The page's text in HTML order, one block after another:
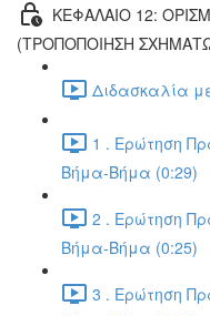
ΚΕΦΑΛΑΙΟ 12:
(ΤΡΟΠΟΠΟΙΗΣΗ
Διδασκαλία
1 . Ερώτηση
Βήμα-Βήμα (0:29)
2 . Ερώτηση
Βήμα-Βήμα (0:25)
3 . Ερώτηση